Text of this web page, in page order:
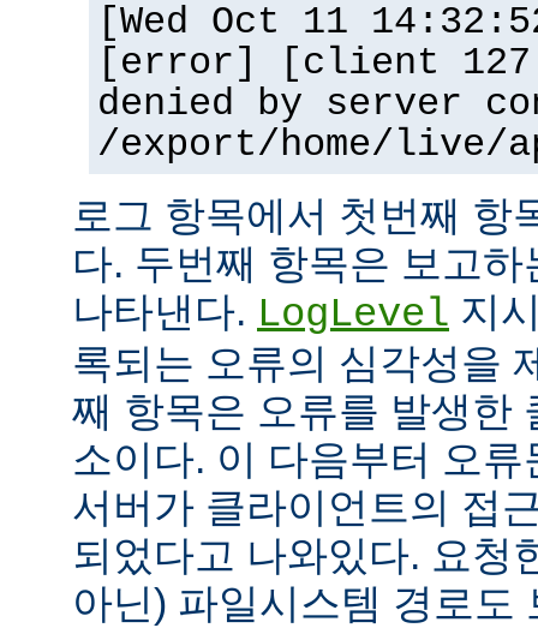
[Wed Oct 11
[error] [client
denied by server
/export/home/live/
로그 항목에서 첫번째 항
다. 두번째 항목은 보고
나타낸다. LogLevel 지
록되는 오류의 심각성을
째 항목은 오류를 발생한
소이다. 이 다음부터 오
서버가 클라이언트의 접
되었다고 나와있다. 요청
아닌) 파일시스템 경로도